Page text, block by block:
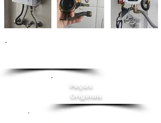
Peças
Originais